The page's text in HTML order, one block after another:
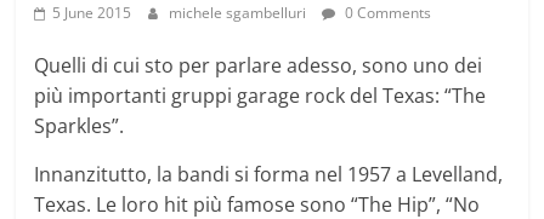
5 June 2015 michele sgambelluri 0 Comments
Quelli di cui sto per parlare adesso, sono uno dei
più importanti gruppi garage rock del Texas: “The
Sparkles”.
Innanzitutto, la bandi si forma nel 1957 a Levelland,
Texas. Le loro hit più famose sono “The Hip”, “No